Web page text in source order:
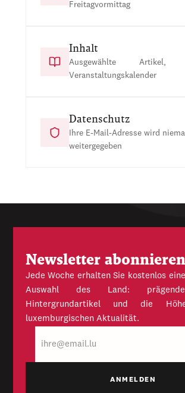
Freitagvormittag
Inhalt
Ausgewählte Artikel,
Veranstaltungskalender
Datenschutz
Ihre E-Mail-Adresse wird
weitergegeben
Newsletter abonnieren
Jede Woche erhalten Sie kostenlos
Auswahl des Land:
Hintergrundartikel und die
luxemburgischen Aktualität.
Mail